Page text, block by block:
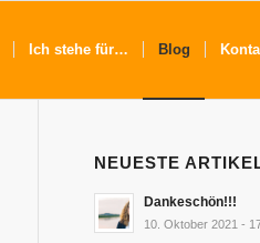
Ich stehe für… Blog
NEUESTE
Dankeschön!!!
10. Oktober 2021 -